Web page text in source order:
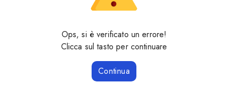
Ops, si è verificato un errore!
Clicca sul tasto per continuare
Continua